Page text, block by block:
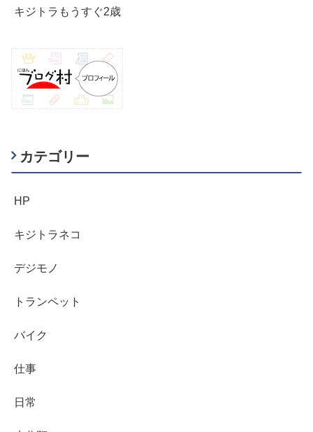
キジトラもうすぐ2歳
カテゴリー
HP
キジトラネコ
デジモノ
トランペット
バイク
仕事
日常